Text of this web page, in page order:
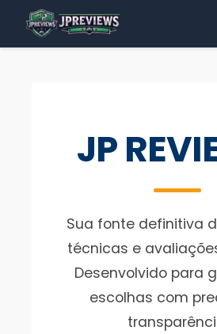
JP
Sua fonte definitiva
técnicas e
Desenvolvido para
escolhas com